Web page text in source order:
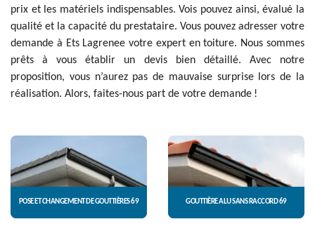
prix et les matériels indispensables. Vois pouvez ainsi, évalué la
qualité et la capacité du prestataire. Vous pouvez adresser votre
demande à Ets Lagrenee votre expert en toiture. Nous sommes
prêts à vous établir un devis bien détaillé. Avec notre
proposition, vous n’aurez pas de mauvaise surprise lors de la
réalisation. Alors, faites-nous part de votre demande !
POSE ET CHANGEMENT DE GOUTTIÈRES 69 GOUTTIÈRE ALU SANS RACCORD 69